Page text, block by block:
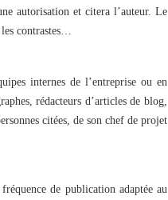
autorisation et citera l’auteur. Le
contrastes…
internes de l’entreprise ou en
rédacteurs d’articles de blog,
citées, de son chef de projet
de publication adaptée au